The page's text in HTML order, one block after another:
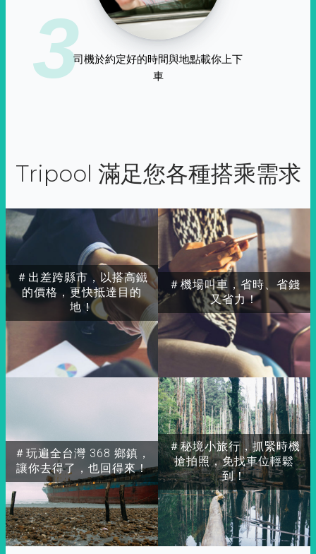
3司機於約定好的時間與地點載你上下
車
Tripool 滿足您各種搭乘需求
＃出差跨縣市，以搭高鐵
的價格，更快抵達目的
地！
＃玩遍全台灣 368 鄉鎮，
讓你去得了，也回得來！
＃秘境小旅行，抓緊時機
搶拍照，免找車位輕鬆
到！
＃機場叫車，省時、省錢
又省力！